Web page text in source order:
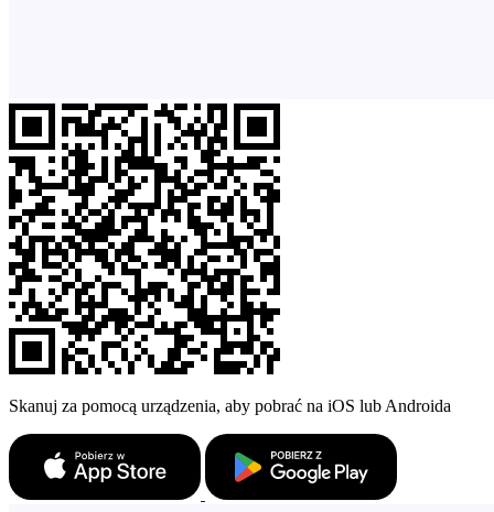
Skanuj za pomocą urządzenia, aby pobrać na iOS lub Androida